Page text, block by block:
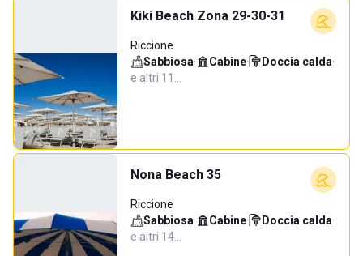
Kiki Beach Zona 29-30-31
Riccione
Sabbiosa· Cabine· Doccia calda·
e altri 11…
Nona Beach 35
Riccione
Sabbiosa· Cabine· Doccia calda·
e altri 14…